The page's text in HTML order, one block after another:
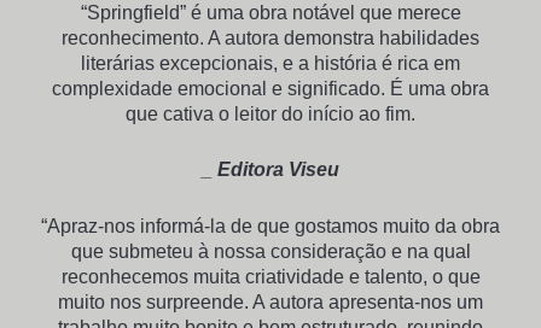
“Springfield” é uma obra notável que merece
reconhecimento. A autora demonstra habilidades
literárias excepcionais, e a história é rica em
complexidade emocional e significado. É uma obra
que cativa o leitor do início ao fim.
_ Editora Viseu
“Apraz-nos informá-la de que gostamos muito da obra
que submeteu à nossa consideração e na qual
reconhecemos muita criatividade e talento, o que
muito nos surpreende. A autora apresenta-nos um